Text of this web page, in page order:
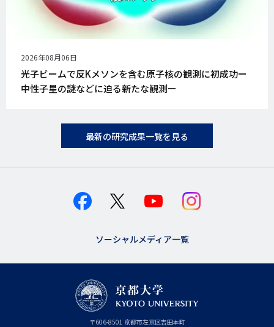
公
開
日
2026年08月06日
光子ビームで反Kメソンを含む原子核の観測に初成功ー
中性子星の謎などに迫る新たな観測ー
最新の研究成果一覧を見る
ソーシャルメディア一覧
〒606-8501 京
京都市左京区吉田本町